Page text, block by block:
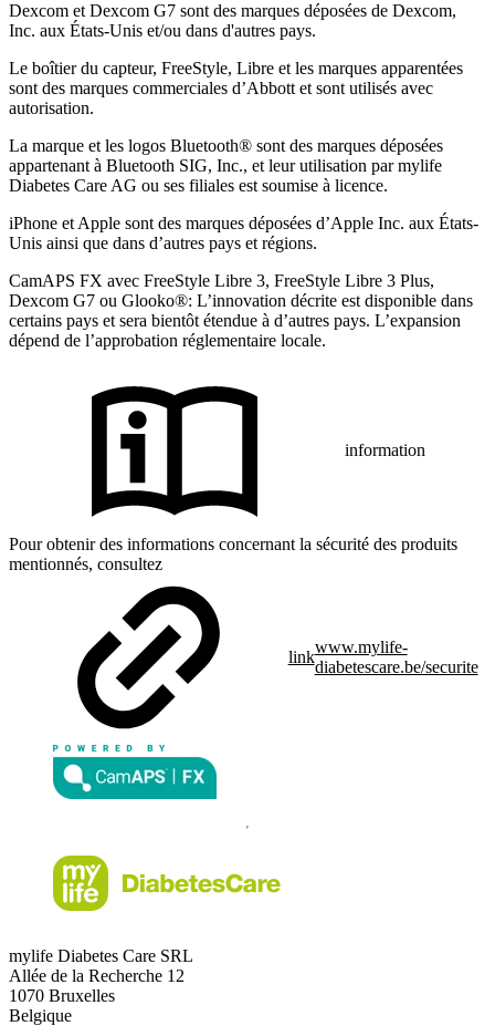
Dexcom et Dexcom G7 sont des marques déposées de Dexcom,
Inc. aux États-Unis et/ou dans d'autres pays.
Le boîtier du capteur, FreeStyle, Libre et les marques apparentées
sont des marques commerciales d’Abbott et sont utilisés avec
autorisation.
La marque et les logos Bluetooth® sont des marques déposées
appartenant à Bluetooth SIG, Inc., et leur utilisation par mylife
Diabetes Care AG ou ses filiales est soumise à licence.
iPhone et Apple sont des marques déposées d’Apple Inc. aux États-
Unis ainsi que dans d’autres pays et régions.
CamAPS FX avec FreeStyle Libre 3, FreeStyle Libre 3 Plus,
Dexcom G7 ou Glooko®: L’innovation décrite est disponible dans
certains pays et sera bientôt étendue à d’autres pays. L’expansion
dépend de l’approbation réglementaire locale.
information
Pour obtenir des informations concernant la sécurité des produits
mentionnés, consultez
link
www.mylife-
diabetescare.be/securite
mylife Diabetes Care SRL
Allée de la Recherche 12
1070 Bruxelles
Belgique